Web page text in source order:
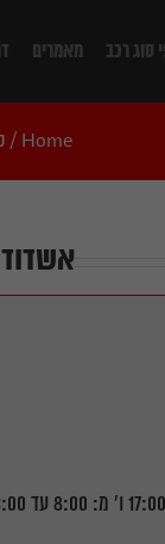
סוג רכב מאמרים
Home
/
אשדוד